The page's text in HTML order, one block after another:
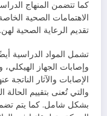
كما تتضمن المنهاج
الاهتمامات الصحية
تقديم الرعاية الصحية لهن.
تشمل المواد الدراسية
وإصابات الجهاز
الإصابات والآثار
والتي تُعنى بتقييم
بشكل شامل. كما يتم